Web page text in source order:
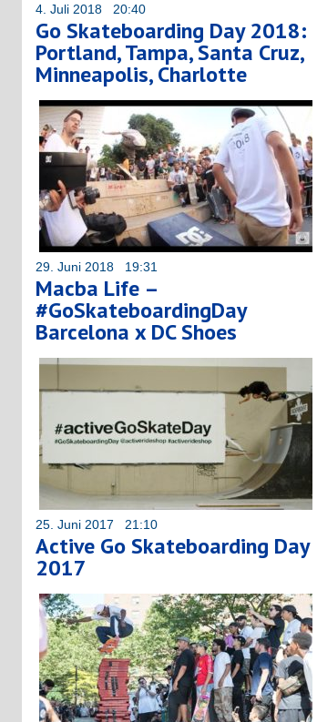
4. Juli 2018 20:40
Go Skateboarding Day 2018:
Portland, Tampa, Santa Cruz,
Minneapolis, Charlotte
29. Juni 2018 19:31
Macba Life –
#GoSkateboardingDay
Barcelona x DC Shoes
25. Juni 2017 21:10
Active Go Skateboarding Day
2017